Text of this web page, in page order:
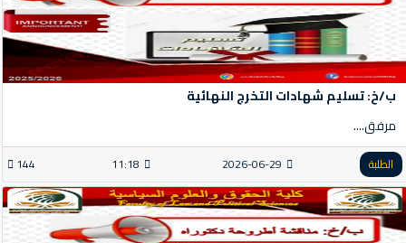
ب/خ: تسليم شهادات التخرج النهائية
مرفق....
الطلبة 2026-06-29
11:18
144